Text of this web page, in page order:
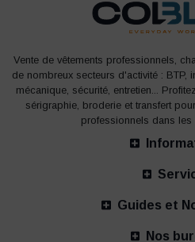
Vente de vêtements professionnels,
de nombreux secteurs d'activité : BTP,
mécanique, sécurité, entretien...
sérigraphie, broderie et transfert
professionnels dans les
Guides et
Nos